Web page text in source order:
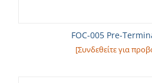
FOC-005 Pre-
[Συνδεθείτε για